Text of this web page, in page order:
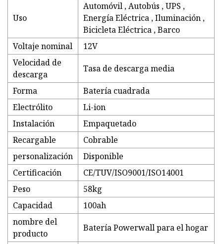
Uso
Automóvil , Autobús , UPS ,
Energía Eléctrica , Iluminación ,
Bicicleta Eléctrica , Barco
Voltaje nominal
12V
Velocidad de
descarga
Tasa de descarga media
Forma
Batería cuadrada
Electrólito
Li-ion
Instalación
Empaquetado
Recargable
Cobrable
personalización
Disponible
Certificación
CE/TUV/ISO9001/ISO14001
Peso
58kg
Capacidad
100ah
nombre del
producto
Batería Powerwall para el hogar